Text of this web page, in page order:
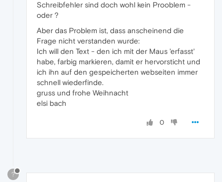
Schreibfehler sind doch wohl kein Prooblem -
oder ?
Aber das Problem ist, dass anscheinend die
Frage nicht verstanden wurde:
Ich will den Text - den ich mit der Maus 'erfasst'
habe, farbig markieren, damit er hervorsticht und
ich ihn auf den gespeicherten webseiten immer
schnell wiederfinde.
gruss und frohe Weihnacht
elsi bach
0
?